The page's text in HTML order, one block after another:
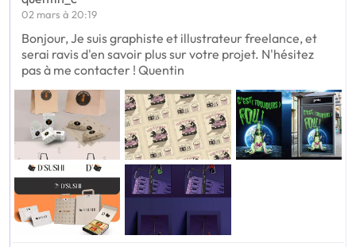
02 mars à 20:19
Bonjour, Je suis graphiste et illustrateur freelance, et
serai ravis d'en savoir plus sur votre projet. N'hésitez
pas à me contacter ! Quentin